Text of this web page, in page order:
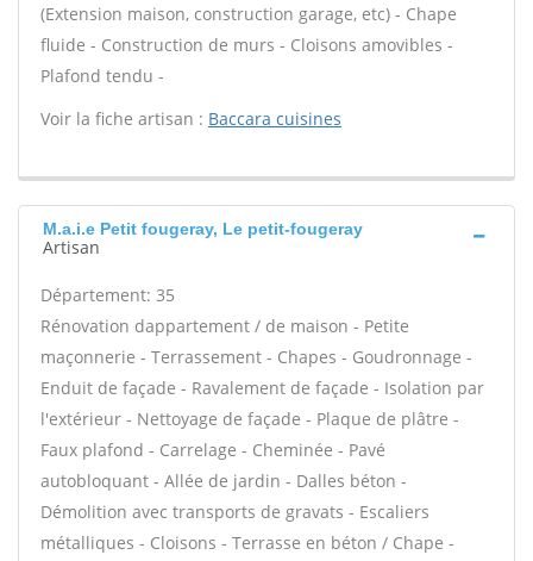
(Extension maison, construction garage, etc) - Chape
fluide - Construction de murs - Cloisons amovibles -
Plafond tendu -
Voir la fiche artisan : Baccara cuisines
M.a.i.e Petit fougeray, Le petit-fougeray
Artisan
Département: 35
Rénovation dappartement / de maison - Petite
maçonnerie - Terrassement - Chapes - Goudronnage -
Enduit de façade - Ravalement de façade - Isolation par
l'extérieur - Nettoyage de façade - Plaque de plâtre -
Faux plafond - Carrelage - Cheminée - Pavé
autobloquant - Allée de jardin - Dalles béton -
Démolition avec transports de gravats - Escaliers
métalliques - Cloisons - Terrasse en béton / Chape -